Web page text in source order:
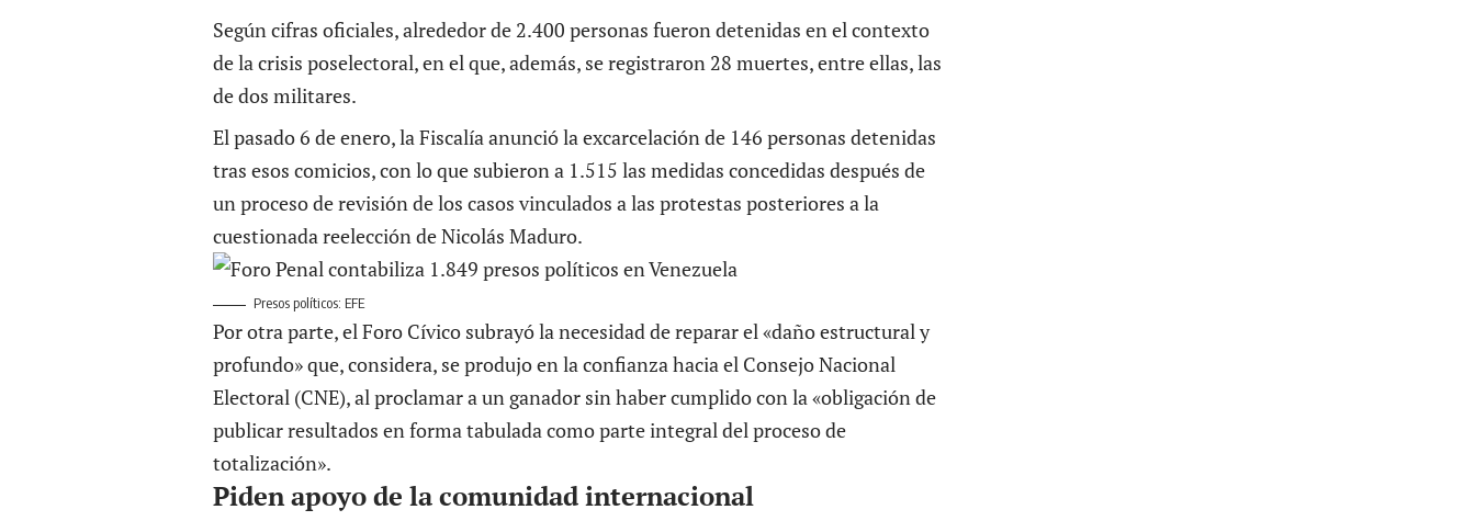
Según cifras oficiales, alrededor de 2.400 personas fueron detenidas en el contexto
de la crisis poselectoral, en el que, además, se registraron 28 muertes, entre ellas, las
de dos militares.
El pasado 6 de enero, la Fiscalía anunció la excarcelación de 146 personas detenidas
tras esos comicios, con lo que subieron a 1.515 las medidas concedidas después de
un proceso de revisión de los casos vinculados a las protestas posteriores a la
cuestionada reelección de Nicolás Maduro.
Presos políticos: EFE
Por otra parte, el Foro Cívico subrayó la necesidad de reparar el «daño estructural y
profundo» que, considera, se produjo en la confianza hacia el Consejo Nacional
Electoral (CNE), al proclamar a un ganador sin haber cumplido con la «obligación de
publicar resultados en forma tabulada como parte integral del proceso de
totalización».
Piden apoyo de la comunidad internacional